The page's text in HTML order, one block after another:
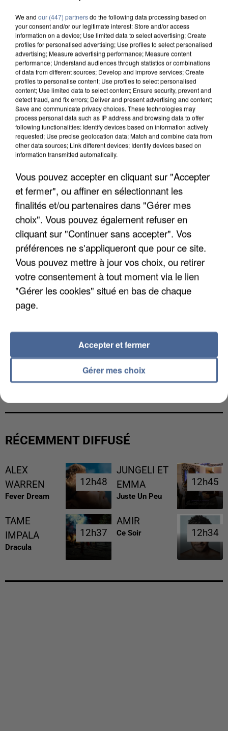
APRÈS TOUTES CES CANICULES, LES REFUGES
DE FAUNE SAUVAGE SONT...
L’UN DES FONDATEURS SUPPOSÉS DE LA DZ
MAFIA INTERPELLÉ EN ALGÉRIE
RÉCEMMENT DIFFUSÉ
ALEX
WARREN
Fever Dream
12h48
12h48
JUNGELI ET
EMMA
Juste Un Peu
12h45
12h45
TAME
IMPALA
Dracula
12h37
12h37
AMIR
Ce Soir 12h34
12h34
We and our (447) partnersdo the following data processing based on
your consent and/or our legitimate interest: Store and/or access
information on a device; Use limited data to select advertising; Create
profiles for personalised advertising; Use profiles to select personalised
advertising; Measure advertising performance; Measure content
performance; Understand audiences through statistics or combinations
of data from different sources; Develop and improve services; Create
profiles to personalise content; Use profiles to select personalised
content; Use limited data to select content; Ensure security, prevent and
detect fraud, and fix errors; Deliver and present advertising and content;
Save and communicate privacy choices. These technologies may
process personal data such as IP address and browsing data to offer
following functionalities: Identify devices based on information actively
requested; Use precise geolocation data; Match and combine data from
other data sources; Link different devices; Identify devices based on
information transmitted automatically.
Vous pouvez accepter en cliquant sur "Accepter
et fermer", ou affiner en sélectionnant les
finalités et/ou partenaires dans "Gérer mes
choix". Vous pouvez également refuser en
cliquant sur "Continuer sans accepter". Vos
préférences ne s'appliqueront que pour ce site.
Vous pouvez mettre à jour vos choix, ou retirer
votre consentement à tout moment via le lien
"Gérer les cookies" situé en bas de chaque
page.
Gérer mes choix
Accepter et fermer